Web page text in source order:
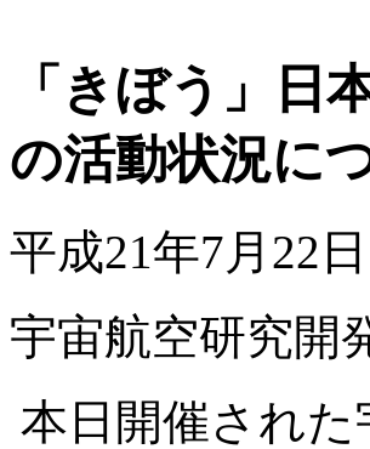
「きぼう」日
の活動状況に
平成21年7月22日
宇宙航空研究開
本日開催され